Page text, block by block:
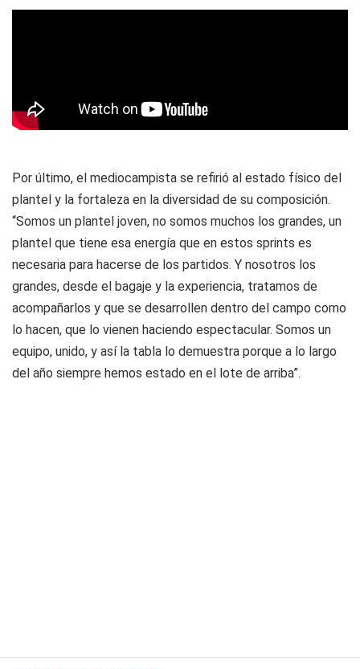
Por último, el mediocampista se refirió al estado físico del
plantel y la fortaleza en la diversidad de su composición.
“Somos un plantel joven, no somos muchos los grandes, un
plantel que tiene esa energía que en estos sprints es
necesaria para hacerse de los partidos. Y nosotros los
grandes, desde el bagaje y la experiencia, tratamos de
acompañarlos y que se desarrollen dentro del campo como
lo hacen, que lo vienen haciendo espectacular. Somos un
equipo, unido, y así la tabla lo demuestra porque a lo largo
del año siempre hemos estado en el lote de arriba”.